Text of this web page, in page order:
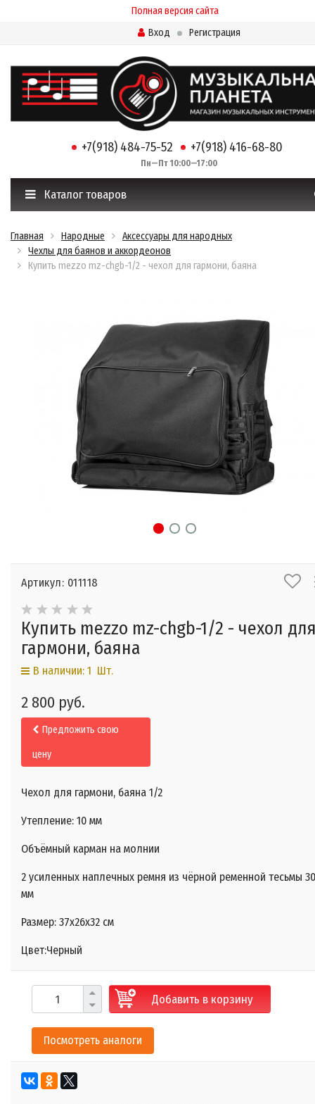
Полная версия сайта
Вход
Регистрация
+7(918) 484-75-52 +7(918) 416-68-80
Пн—Пт 10:00—17:00
Каталог товаров
Главная Народные
Аксессуары для народных
Чехлы для баянов и аккордеонов
Купить mezzo mz-chgb-1/2 - чехол для гармони, баяна
Артикул: 011118
Купить mezzo mz-chgb-1/2 - чехол
гармони, баяна
В наличии: 1 Шт.
2 800 руб.
Предложить свою
цену
Чехол для гармони, баяна 1/2
Утепление: 10 мм
Объёмный карман на молнии
2 усиленных наплечных ремня из чёрной ременной тесьмы 30
мм
Размер: 37х26х32 см
Цвет:Черный
Добавить в корзину
Посмотреть аналоги